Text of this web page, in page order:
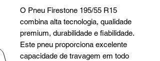
O Pneu Firestone 195/55 R15
combina alta tecnologia, qualidade
premium, durabilidade e fiabilidade.
Este pneu proporciona excelente
capacidade de travagem em todo